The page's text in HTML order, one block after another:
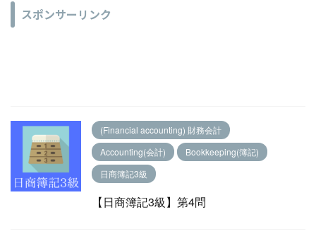
スポンサーリンク
(Financial accounting) 財務会計
Accounting(会計)
Bookkeeping(簿記)
日商簿記3級
【日商簿記3級】第4問